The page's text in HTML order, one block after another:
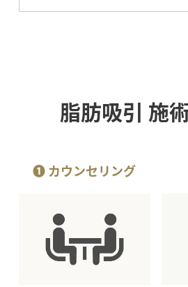
脂肪吸引 施
❶ カウンセリング